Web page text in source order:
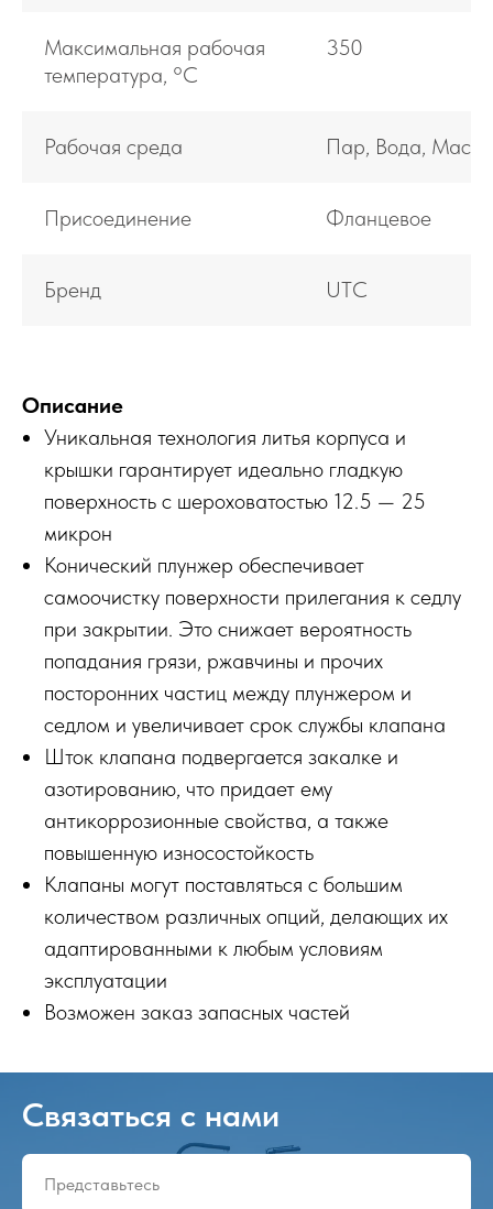
Максимальная рабочая
температура, °С
350
Рабочая среда Пар, Вода, Масло
Присоединение Фланцевое
Бренд UTC
Описание
Уникальная технология литья корпуса и
крышки гарантирует идеально гладкую
поверхность с шероховатостью 12.5 — 25
микрон
Конический плунжер обеспечивает
самоочистку поверхности прилегания к седлу
при закрытии. Это снижает вероятность
попадания грязи, ржавчины и прочих
посторонних частиц между плунжером и
седлом и увеличивает срок службы клапана
Шток клапана подвергается закалке и
азотированию, что придает ему
антикоррозионные свойства, а также
повышенную износостойкость
Клапаны могут поставляться с большим
количеством различных опций, делающих их
адаптированными к любым условиям
эксплуатации
Возможен заказ запасных частей
Связаться с нами